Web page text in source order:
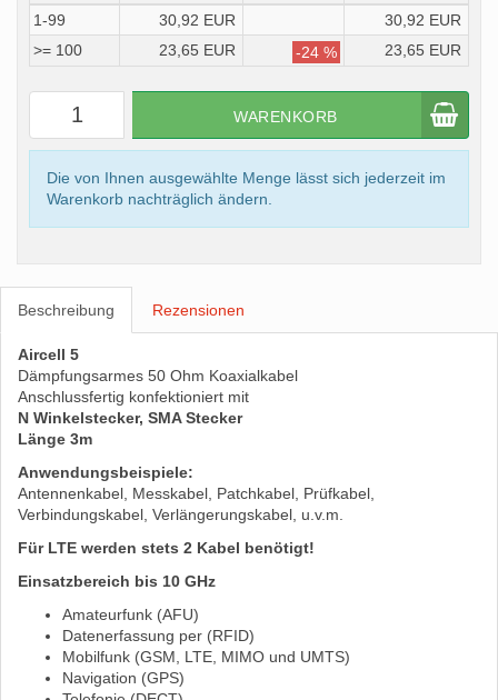
1-99
30,92 EUR
30,92 EUR
>= 100
23,65 EUR -24 % 23,65 EUR
WARENKORB
Die von Ihnen ausgewählte Menge lässt sich jederzeit im
Warenkorb nachträglich ändern.
Beschreibung Rezensionen
Aircell 5
Dämpfungsarmes 50 Ohm Koaxialkabel
Anschlussfertig konfektioniert mit
N Winkelstecker, SMA Stecker
Länge 3m
Anwendungsbeispiele:
Antennenkabel, Messkabel, Patchkabel, Prüfkabel,
Verbindungskabel, Verlängerungskabel, u.v.m.
Für LTE werden stets 2 Kabel benötigt!
Einsatzbereich bis 10 GHz
Amateurfunk (AFU)
Datenerfassung per (RFID)
Mobilfunk (GSM, LTE, MIMO und UMTS)
Navigation (GPS)